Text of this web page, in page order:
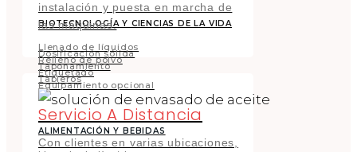
BIOTECNOLOGÍA Y CIENCIAS DE LA VIDA
Llenado de líquidos
Dosificación sólida
Relleno de polvo
Taponamiento
Etiquetado
Tableros
Equipamiento opcional
ALIMENTACIÓN Y BEBIDAS
instalación y puesta en marcha de
las máquinas.
Servicio A Distancia
Con clientes en varias ubicaciones,